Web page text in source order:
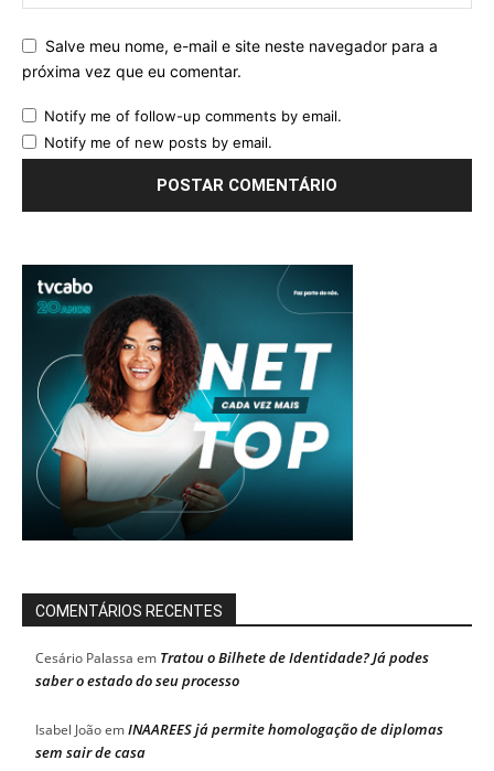
Salve meu nome, e-mail e site neste navegador para a
próxima vez que eu comentar.
Notify me of follow-up comments by email.
Notify me of new posts by email.
COMENTÁRIOS RECENTES
Cesário Palassa em Tratou o Bilhete de Identidade? Já podes
saber o estado do seu processo
Isabel JoãoemINAAREES já permite homologação de diplomas
sem sair de casa